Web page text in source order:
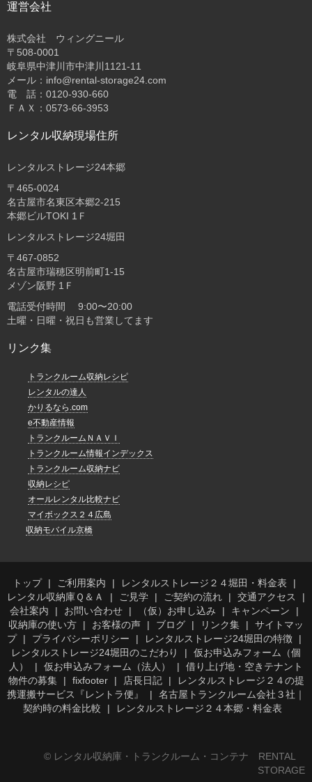
運営会社
株式会社 ウィングニール
〒508-0001
岐阜県中津川市中津川1121-11
メール：info@rental-storage24.com
電 話：0120-930-660
ＦＡＸ：0573-66-3953
レンタル収納現場住所
レンタルストレージ24本郷
〒465-0024
名古屋市名東区本郷2-215
本郷ビルTOKI 1Ｆ
レンタルストレージ24堀田
〒467-0852
名古屋市瑞穂区明前町1-15
メゾン阪野 1Ｆ
電話受付時間 9:00〜20:00
土曜・日曜・祝日も営業してます
リンク集
トランクルーム収納レシピ
レンタルの達人
かりるなら.com
e不動産情報
トランクルームＮＡＶＩ
トランクルーム情報インデックス
トランクルーム収納ナビ
収納レシピ
オールレンタル比較ナビ
マイボックス２４広島
収納モバイル京橋
トップ ご利用案内
レンタルストレージ２４堀田・料金表
レンタル収納庫Ｑ＆Ａ
ご見学 ご契約の流れ
交通アクセス
会社案内
お問い合わせ （仮）お申し込み
キャンペーン
収納庫の使い方
お客様の声 ブログ リンク集
サイトマッ
プ
プライバシーポリシー
レンタルストレージ24堀田の特徴
レンタルストレージ24堀田のこだわり
仮お申込みフォーム（個
人）
仮お申込みフォーム（法人）
借り上げ地・空きテナント
物件の募集
fixfooter 店長日記
レンタルストレージ２４の提
携運搬サービス『レントラ便』
名古屋トランクルーム会社３社｜
契約時の料金比較
レンタルストレージ２４本郷・料金表
© レンタル収納庫・トランクルーム・コンテナ RENTAL
STORAGE